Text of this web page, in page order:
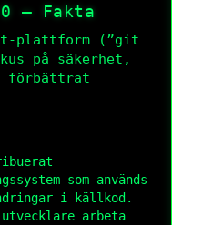
— Fakta
plattform (”git
på säkerhet,
förbättrat
som används
i källkod.
arbeta